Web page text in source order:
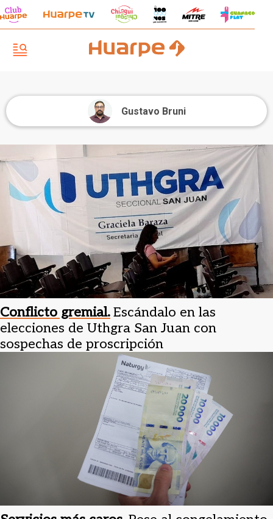
Gustavo Bruni
Conflicto gremial.Escándalo en las
elecciones de Uthgra San Juan con
sospechas de proscripción